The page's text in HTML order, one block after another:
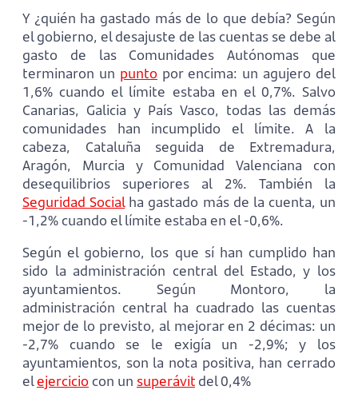
Y ¿quién ha gastado más de lo que debía? Según
el gobierno, el desajuste de las cuentas se debe al
gasto de las Comunidades Autónomas que
terminaron un punto por encima: un agujero del
1,6% cuando el límite estaba en el 0,7%. Salvo
Canarias, Galicia y País Vasco, todas las demás
comunidades han incumplido el límite. A la
cabeza, Cataluña seguida de Extremadura,
Aragón, Murcia y Comunidad Valenciana con
desequilibrios superiores al 2%. También la
Seguridad Socialha gastado más de la cuenta, un
-1,2% cuando el límite estaba en el -0,6%.
Según el gobierno, los que sí han cumplido han
sido la administración central del Estado, y los
ayuntamientos. Según Montoro, la
administración central ha cuadrado las cuentas
mejor de lo previsto, al mejorar en 2 décimas: un
-2,7% cuando se le exigía un -2,9%; y los
ayuntamientos, son la nota positiva, han cerrado
elejerciciocon un superávit del 0,4%